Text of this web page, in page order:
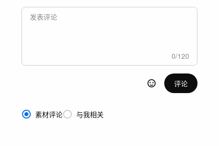
0/120
评论
素材评论 与我相关